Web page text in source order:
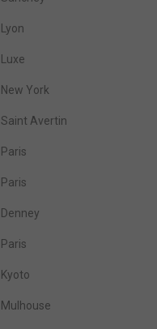
Lyon
Luxe
New York
Saint Avertin
Paris
Paris
Denney
Paris
Kyoto
Mulhouse